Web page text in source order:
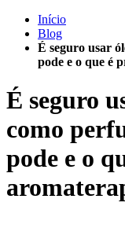
Início
Blog
É seguro usar
pode e o que é
É seguro
como
pode e o